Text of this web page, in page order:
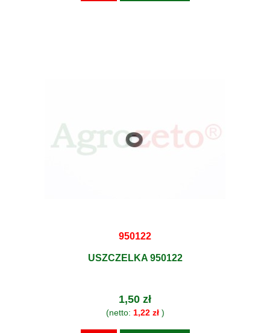
950122
USZCZELKA 950122
1,50 zł
(netto: 1,22 zł)